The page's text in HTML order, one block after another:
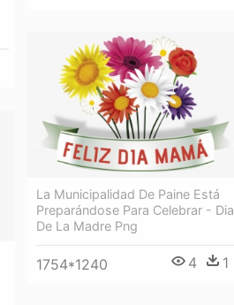
La Municipalidad De Paine Está
Preparándose Para Celebrar - Dia
De La Madre Png
1754*1240 4 1